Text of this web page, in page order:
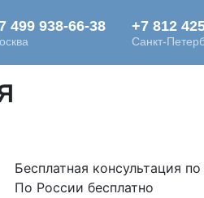
Бесплатная консультация
По России бесплатно